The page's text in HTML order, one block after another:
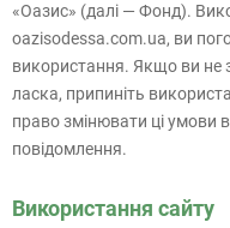
«Оазис» (далі — Фонд).
oazisodessa.com.ua, ви
використання. Якщо ви не
ласка, припиніть
право змінювати ці умови
повідомлення.
Використання сайту